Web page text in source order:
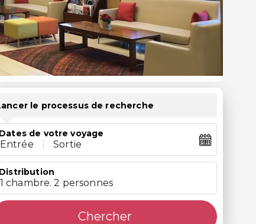
le processus de recherche
Dates de votre voyage
Entrée Sortie
Distribution
1 chambre. 2 personnes
Chercher